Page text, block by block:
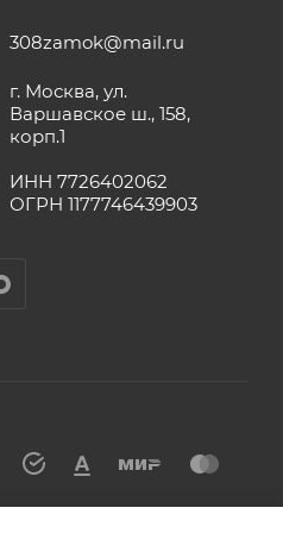
308zamok@mail.ru
г. Москва, ул.
Варшавское ш., 158,
корп.1
ИНН 7726402062
ОГРН 1177746439903